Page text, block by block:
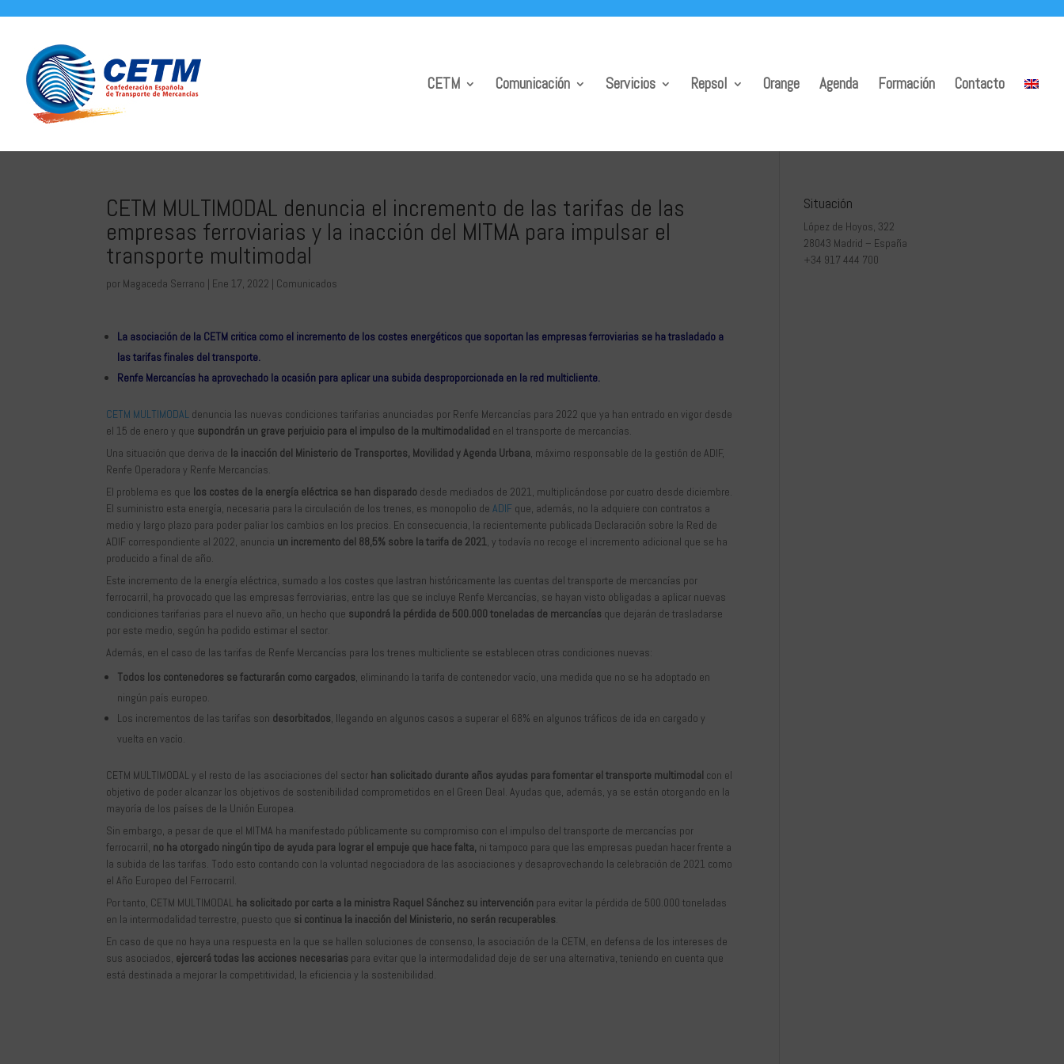
CETM Comunicación Servicios Repsol Orange Agenda Formación Contacto
CETM MULTIMODAL denuncia el incremento de las tarifas de las
empresas ferroviarias y la inacción del MITMA para impulsar el
transporte multimodal
por Magaceda Serrano | Ene 17, 2022 | Comunicados
La asociación de la CETM critica como el incremento de los costes energéticos que soportan las empresas ferroviarias se ha trasladado a
las tarifas finales del transporte.
Renfe Mercancías ha aprovechado la ocasión para aplicar una subida desproporcionada en la red multicliente.
CETM MULTIMODAL denuncia las nuevas condiciones tarifarias anunciadas por Renfe Mercancías para 2022 que ya han entrado en vigor desde
el 15 de enero y que supondrán un grave perjuicio para el impulso de la multimodalidad en el transporte de mercancías.
Una situación que deriva de la inacción del Ministerio de Transportes, Movilidad y Agenda Urbana, máximo responsable de la gestión de ADIF,
Renfe Operadora y Renfe Mercancías.
El problema es que los costes de la energía eléctrica se han disparado desde mediados de 2021, multiplicándose por cuatro desde diciembre.
El suministro esta energía, necesaria para la circulación de los trenes, es monopolio deADIF que, además, no la adquiere con contratos a
medio y largo plazo para poder paliar los cambios en los precios. En consecuencia, la recientemente publicada Declaración sobre la Red de
ADIF correspondiente al 2022, anuncia un incremento del 88,5% sobre la tarifa de 2021, y todavía no recoge el incremento adicional que se ha
producido a final de año.
Este incremento de la energía eléctrica, sumado a los costes que lastran históricamente las cuentas del transporte de mercancías por
ferrocarril, ha provocado que las empresas ferroviarias, entre las que se incluye Renfe Mercancías, se hayan visto obligadas a aplicar nuevas
condiciones tarifarias para el nuevo año, un hecho que supondrá la pérdida de 500.000 toneladas de mercancías que dejarán de trasladarse
por este medio, según ha podido estimar el sector.
Además, en el caso de las tarifas de Renfe Mercancías para los trenes multicliente se establecen otras condiciones nuevas:
Todos los contenedores se facturarán como cargados, eliminando la tarifa de contenedor vacío, una medida que no se ha adoptado en
ningún país europeo.
Los incrementos de las tarifas son desorbitados, llegando en algunos casos a superar el 68% en algunos tráficos de ida en cargado y
vuelta en vacío.
CETM MULTIMODAL y el resto de las asociaciones del sector han solicitado durante años ayudas para fomentar el transporte multimodal con el
objetivo de poder alcanzar los objetivos de sostenibilidad comprometidos en el Green Deal. Ayudas que, además, ya se están otorgando en la
mayoría de los países de la Unión Europea.
Sin embargo, a pesar de que el MITMA ha manifestado públicamente su compromiso con el impulso del transporte de mercancías por
ferrocarril, no ha otorgado ningún tipo de ayuda para lograr el empuje que hace falta, ni tampoco para que las empresas puedan hacer frente a
la subida de las tarifas. Todo esto contando con la voluntad negociadora de las asociaciones y desaprovechando la celebración de 2021 como
el Año Europeo del Ferrocarril.
Por tanto, CETM MULTIMODAL ha solicitado por carta a la ministra Raquel Sánchez su intervención para evitar la pérdida de 500.000 toneladas
en la intermodalidad terrestre, puesto que si continua la inacción del Ministerio, no serán recuperables.
En caso de que no haya una respuesta en la que se hallen soluciones de consenso, la asociación de la CETM, en defensa de los intereses de
sus asociados, ejercerá todas las acciones necesarias para evitar que la intermodalidad deje de ser una alternativa, teniendo en cuenta que
está destinada a mejorar la competitividad, la eficiencia y la sostenibilidad.
Situación
López de Hoyos, 322
28043 Madrid – España
+34 917 444 700